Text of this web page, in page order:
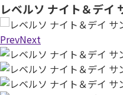
レベルソ ナイト＆デイ
PrevNext